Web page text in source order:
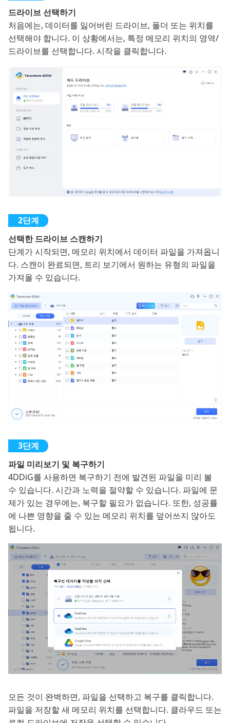
드라이브 선택하기
처음에는, 데이터를 잃어버린 드라이브, 폴더 또는 위치를
선택해야 합니다. 이 상황에서는, 특정 메모리 위치의 영역/
드라이브를 선택합니다. 시작을 클릭합니다.
선택한 드라이브 스캔하기
단계가 시작되면, 메모리 위치에서 데이터 파일을 가져옵니
다. 스캔이 완료되면, 트리 보기에서 원하는 유형의 파일을
가져올 수 있습니다.
파일 미리보기 및 복구하기
4DDiG를 사용하면 복구하기 전에 발견된 파일을 미리 볼
수 있습니다. 시간과 노력을 절약할 수 있습니다. 파일에 문
제가 있는 경우에는, 복구할 필요가 없습니다. 또한, 성공률
에 나쁜 영향을 줄 수 있는 메모리 위치를 덮어쓰지 않아도
됩니다.
모든 것이 완벽하면, 파일을 선택하고 복구를 클릭합니다.
파일을 저장할 새 메모리 위치를 선택합니다. 클라우드 또는